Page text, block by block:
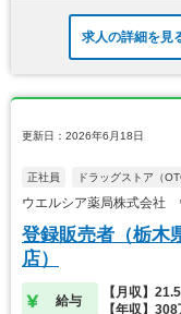
求人の詳細を見
更新日：2026年6月18日
正社員 ドラッグストア（
ウエルシア薬局株式会社
登録販売者（栃木
店）
給与
【月収】
【年収】